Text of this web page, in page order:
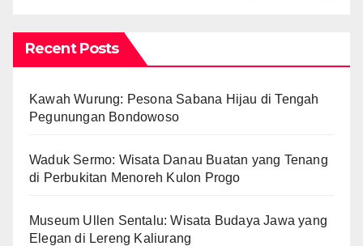
Recent Posts
Kawah Wurung: Pesona Sabana Hijau di Tengah
Pegunungan Bondowoso
Waduk Sermo: Wisata Danau Buatan yang Tenang
di Perbukitan Menoreh Kulon Progo
Museum Ullen Sentalu: Wisata Budaya Jawa yang
Elegan di Lereng Kaliurang